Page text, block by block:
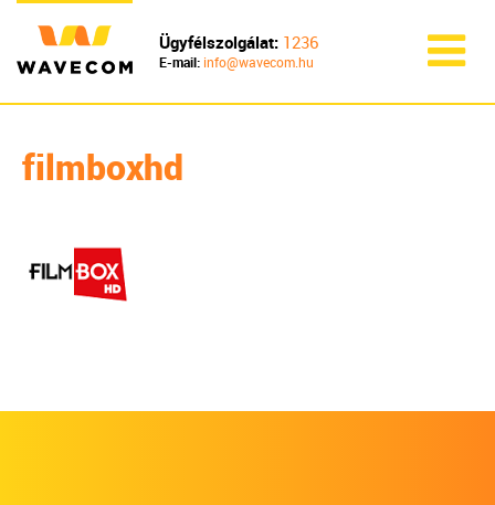
Ügyfélszolgálat: 1236
E-mail: info@wavecom.hu
filmboxhd